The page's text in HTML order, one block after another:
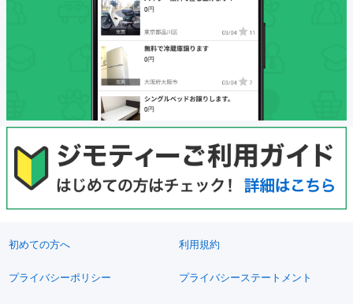
初めての方へ 利用規約
プライバシーポリシー プライバシーステートメント